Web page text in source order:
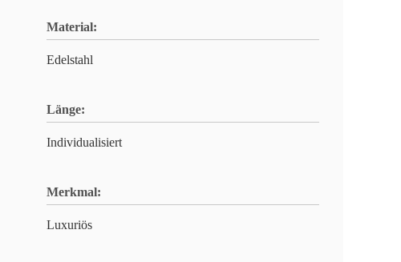
Material:
Edelstahl
Länge:
Individualisiert
Merkmal:
Luxuriös